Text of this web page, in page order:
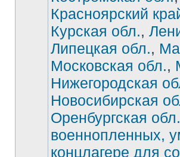
Красноярский
Курская обл.,
Липецкая обл.,
Московская обл.,
Нижегородская
Новосибирская
Оренбургская обл.
военнопленных,
концлагере для